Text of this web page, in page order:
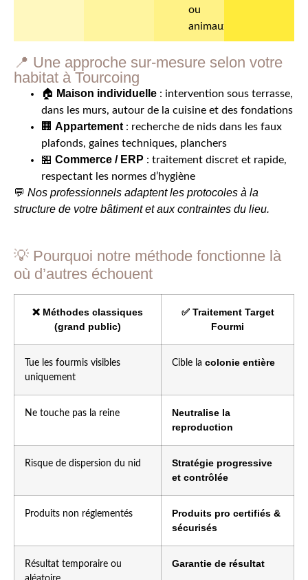
ou
animaux
📍 Une approche sur-mesure selon votre
habitat à Tourcoing
🏠 Maison individuelle : intervention sous terrasse,
dans les murs, autour de la cuisine et des fondations
🏢 Appartement: recherche de nids dans les faux
plafonds, gaines techniques, planchers
🏪 Commerce / ERP : traitement discret et rapide,
respectant les normes d’hygiène
💬 Nos professionnels adaptent les protocoles à la
structure de votre bâtiment et aux contraintes du lieu.
💡 Pourquoi notre méthode fonctionne là
où d’autres échouent
❌ Méthodes classiques
(grand public)
✅ Traitement Target
Fourmi
Tue les fourmis visibles
uniquement
Cible la colonie entière
Ne touche pas la reine
Neutralise la
reproduction
Risque de dispersion du nid
Stratégie progressive
et contrôlée
Produits non réglementés
Produits pro certifiés &
sécurisés
Résultat temporaire ou
Garantie de résultat